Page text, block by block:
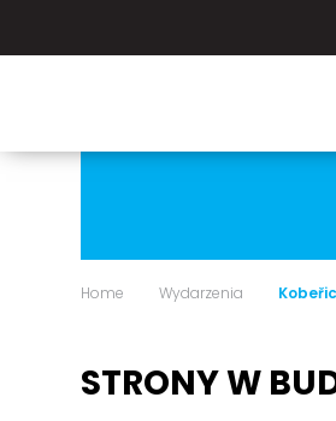
Home Wydarzenia
STRONY W